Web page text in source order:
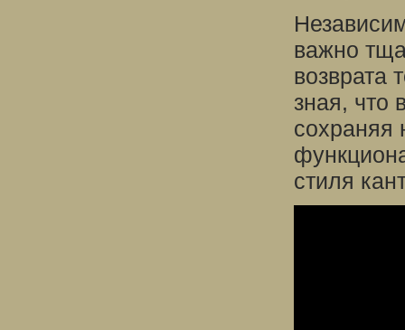
важно
возврата
зная, что
сохраняя
стиля